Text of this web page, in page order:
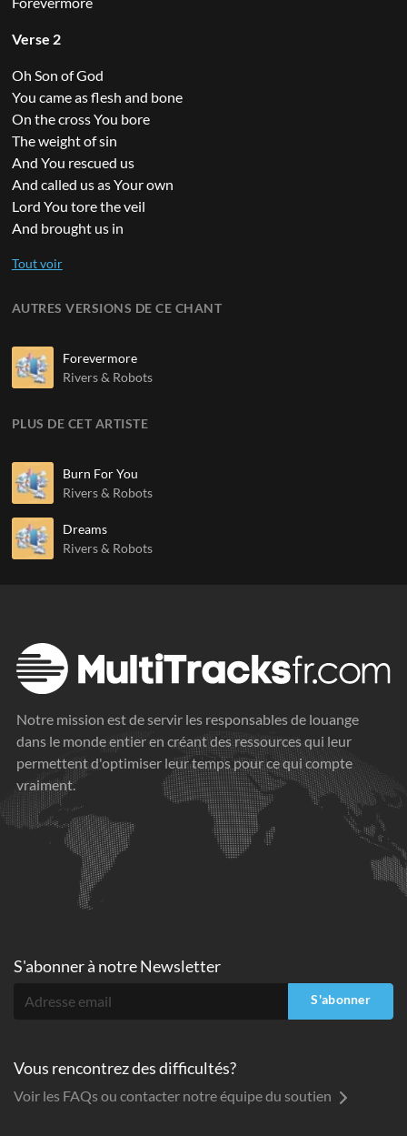
Verse 2
Oh Son of God
You came as flesh and bone
On the cross You bore
The weight of sin
And You rescued us
And called us as Your own
Lord You tore the veil
And brought us in
AUTRES VERSIONS DE CE CHANT
Forevermore
Rivers & Robots
PLUS DE CET ARTISTE
Burn For You
Rivers & Robots
Dreams
Rivers & Robots
Notre mission est de servir les responsables de louange
dans le monde entier en créant des ressources qui leur
permettent d'optimiser leur temps pour ce qui compte
vraiment.
S'abonner à notre Newsletter
S'abonner
Vous rencontrez des difficultés?
Voir les FAQs ou contacter notre équipe du soutien